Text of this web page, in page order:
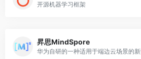
开源机器学习框架
昇思MindSpore